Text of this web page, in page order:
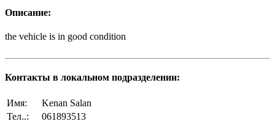
Описание:
the vehicle is in good condition
Контакты в локальном подразделении:
Имя:
Kenan Salan
Тел..:
061893513